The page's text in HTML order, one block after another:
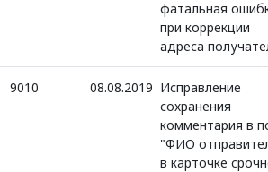
фатальная
при коррекции
адреса
9010 08.08.2019 Исправление
сохранения
комментария в
"ФИО
в карточке